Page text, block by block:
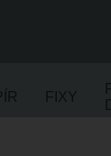
FIXY